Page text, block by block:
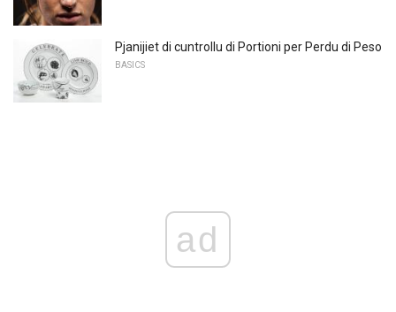
Pjanijiet di cuntrollu di Portioni per Perdu di Peso
BASICS
ad